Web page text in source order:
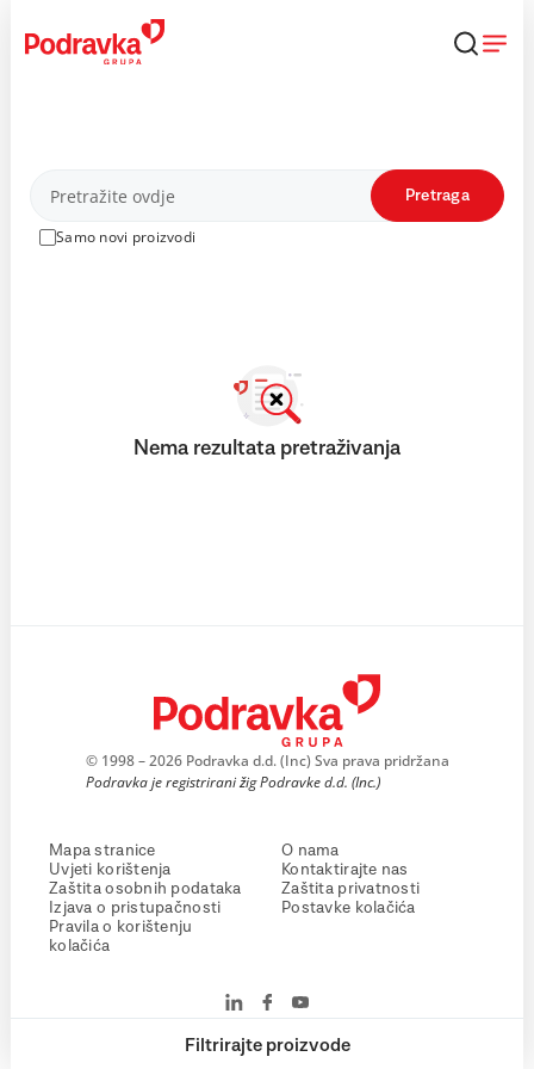
content
Proizvodi
Samo novi proizvodi
Pretraga
Filtrirajte proizvode
Nema rezultata pretraživanja
© 1998 – 2026 Podravka d.d. (Inc) Sva prava pridržana
Podravka je registrirani žig Podravke d.d. (Inc.)
Mapa stranice
Uvjeti korištenja
Zaštita osobnih podataka
Izjava o pristupačnosti
Pravila o korištenju
kolačića
O nama
Kontaktirajte nas
Zaštita privatnosti
Postavke kolačića